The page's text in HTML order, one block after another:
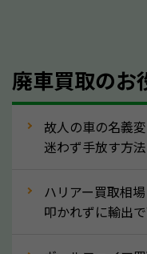
人気の車種は廃車の
産車は高く買取が
なら廃車の車も適正
拒否となった車も
廃車買取のお
故人の車の名義
迷わず手放す方
ハリアー買取相
叩かれずに輸出